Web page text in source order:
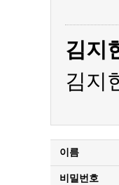
김지
김지
이름
비밀번호